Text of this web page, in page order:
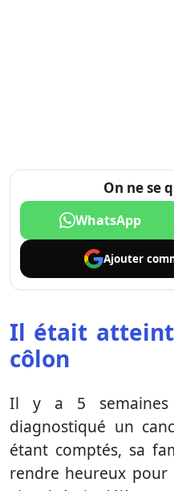
On ne se
WhatsApp
Ajouter
Il était atteint
côlon
Il y a 5
diagnostiqué un
étant comptés, sa
rendre heureux pour